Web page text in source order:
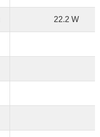
22.2 W